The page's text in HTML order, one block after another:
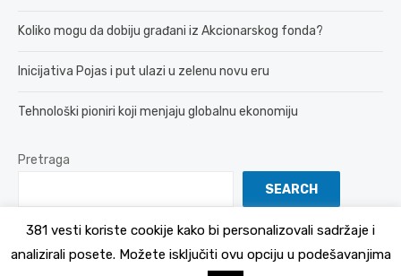
Koliko mogu da dobiju građani iz Akcionarskog fonda?
Inicijativa Pojas i put ulazi u zelenu novu eru
Tehnološki pioniri koji menjaju globalnu ekonomiju
Pretraga
SEARCH
Politika Privatnosti
381 vesti koriste cookije kako bi personalizovali sadržaje i
analizirali posete. Možete isključiti ovu opciju u podešavanjima